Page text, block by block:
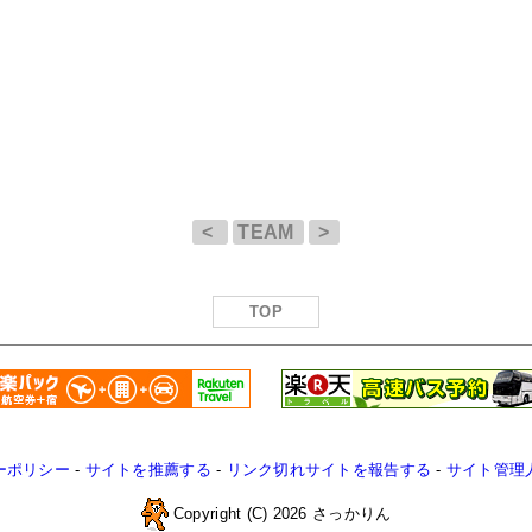
< TEAM >
TOP
ポリシー - サイトを推薦する - リンク切れサイトを報告する - サイト管理
Copyright (C) 2026 さっかりん